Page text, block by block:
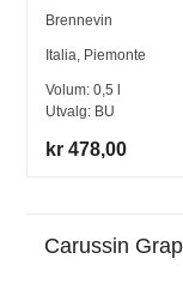
Brennevin
Italia, Piemonte
Volum:0,5 l
Utvalg: BU
kr 478,00
Carussin